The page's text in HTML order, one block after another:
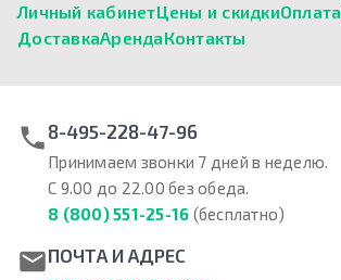
Личный кабинетЦены и скидкиОплата
ДоставкаАрендаКонтакты
8-495-228-47-96
Принимаем звонки 7 дней в неделю.
С 9.00 до 22.00 без обеда.
8 (800) 551-25-16 (бесплатно)
ПОЧТА И АДРЕС